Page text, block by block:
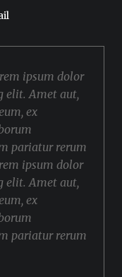
ipsum dolor
elit. Amet aut,
ex
pariatur rerum
ipsum dolor
elit. Amet aut,
ex
pariatur rerum